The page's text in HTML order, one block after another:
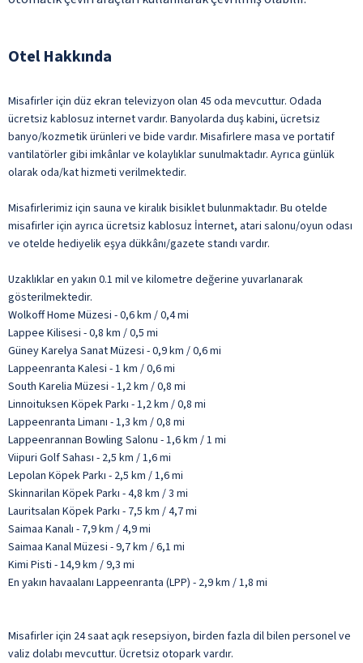
Otel Hakkında
Misafirler için düz ekran televizyon olan 45 oda mevcuttur. Odada
ücretsiz kablosuz internet vardır. Banyolarda duş kabini, ücretsiz
banyo/kozmetik ürünleri ve bide vardır. Misafirlere masa ve portatif
vantilatörler gibi imkânlar ve kolaylıklar sunulmaktadır. Ayrıca günlük
olarak oda/kat hizmeti verilmektedir.
Misafirlerimiz için sauna ve kiralık bisiklet bulunmaktadır. Bu otelde
misafirler için ayrıca ücretsiz kablosuz İnternet, atari salonu/oyun odası
ve otelde hediyelik eşya dükkânı/gazete standı vardır.
Uzaklıklar en yakın 0.1 mil ve kilometre değerine yuvarlanarak
gösterilmektedir.
Wolkoff Home Müzesi - 0,6 km / 0,4 mi
Lappee Kilisesi - 0,8 km / 0,5 mi
Güney Karelya Sanat Müzesi - 0,9 km / 0,6 mi
Lappeenranta Kalesi - 1 km / 0,6 mi
South Karelia Müzesi - 1,2 km / 0,8 mi
Linnoituksen Köpek Parkı - 1,2 km / 0,8 mi
Lappeenranta Limanı - 1,3 km / 0,8 mi
Lappeenrannan Bowling Salonu - 1,6 km / 1 mi
Viipuri Golf Sahası - 2,5 km / 1,6 mi
Lepolan Köpek Parkı - 2,5 km / 1,6 mi
Skinnarilan Köpek Parkı - 4,8 km / 3 mi
Lauritsalan Köpek Parkı - 7,5 km / 4,7 mi
Saimaa Kanalı - 7,9 km / 4,9 mi
Saimaa Kanal Müzesi - 9,7 km / 6,1 mi
Kimi Pisti - 14,9 km / 9,3 mi
En yakın havaalanı Lappeenranta (LPP) - 2,9 km / 1,8 mi
Misafirler için 24 saat açık resepsiyon, birden fazla dil bilen personel ve
valiz dolabı mevcuttur. Ücretsiz otopark vardır.